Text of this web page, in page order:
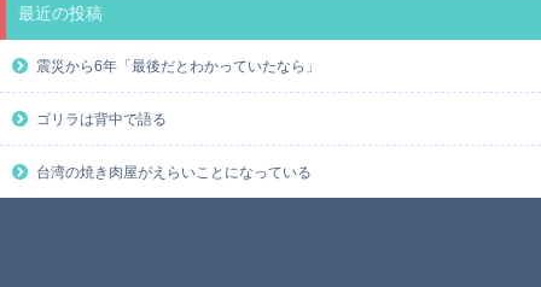
最近の投稿
震災から6年「最後だとわかっていたなら」
ゴリラは背中で語る
台湾の焼き肉屋がえらいことになっている